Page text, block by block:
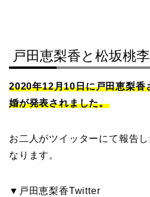
戸田恵梨香と松坂桃
2020年12月10日に戸田恵梨香
婚が発表されました。
お二人がツイッターにて報告
なります。
▼戸田恵梨香Twitter